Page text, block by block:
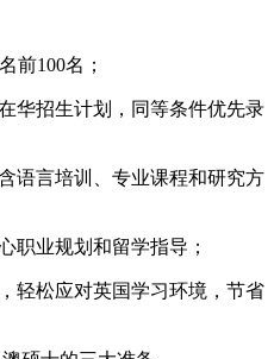
前100名；
华招生计划，同等条件优先录
语言培训、专业课程和研究方
职业规划和留学指导；
轻松应对英国学习环境，节省